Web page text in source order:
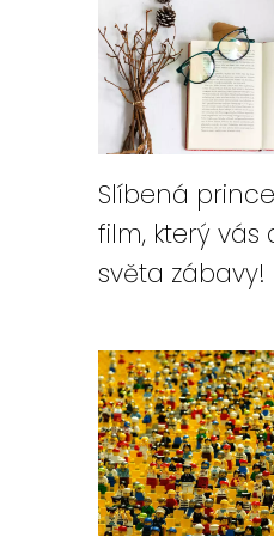
Slíbená
film, který vás
světa zábavy!